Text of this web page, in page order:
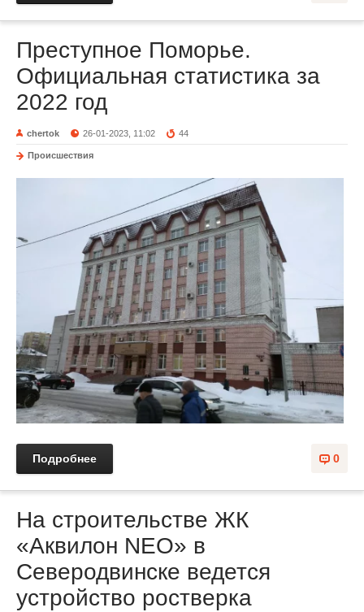
Преступное Поморье.
Официальная статистика за
2022 год
chertok 26-01-2023, 11:02 44
Происшествия
0
Подробнее
На строительстве ЖК
«Аквилон NEO» в
Северодвинске ведется
устройство ростверка